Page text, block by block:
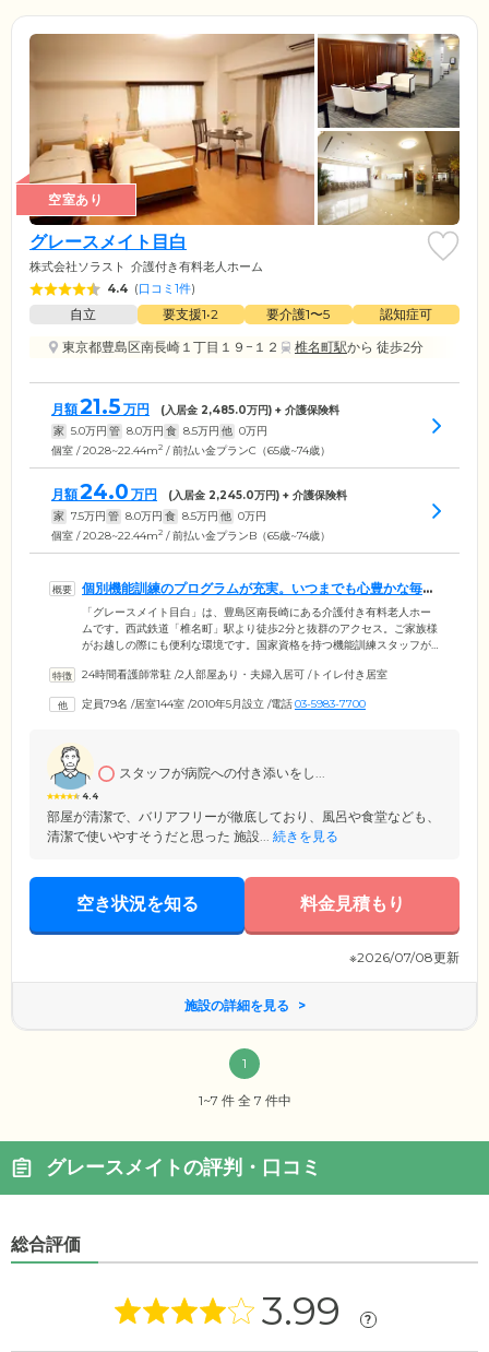
空室あり
グレースメイト目白
株式会社ソラスト 介護付き有料老人ホーム
4.4 (口コミ1件)
自立 要支援1•2 要介護1〜5
認知症可
東京都豊島区南長崎１丁目１９−１２
椎名町駅から 徒歩2分
月額21.5 万円 (入居金 2,485.0万円) + 介護保険料
家 5.0万円 管 8.0万円 食 8.5万円 他 0万円
個室 / 20.28~22.44m2 / 前払い金プランC（65歳~74歳）
月額24.0 万円 (入居金 2,245.0万円) + 介護保険料
家 7.5万円 管 8.0万円 食 8.5万円 他 0万円
個室 / 20.28~22.44m2 / 前払い金プランB（65歳~74歳）
個別機能訓練のプログラムが充実。いつまでも心豊かな毎日
を支援します
「グレースメイト目白」は、豊島区南長崎にある介護付き有料老人ホー
ムです。西武鉄道「椎名町」駅より徒歩2分と抜群のアクセス。ご家族様
がお越しの際にも便利な環境です。国家資格を持つ機能訓練スタッフが
グ機器を用いた運動はもちろん、お一人おひとりに最適な個別メニュー
ームからは周辺の街並みやスカイツリーを一望できる、絶好のロケーシ
24時間看護師常駐 /2人部屋あり・夫婦入居可 /トイレ付き居室
定員79名 /居室144室 /2010年5月設立 /電話03-5983-7700
4.4
スタッフが病院への付き添いをし...
部屋が清潔で、バリアフリーが徹底しており、風呂や食堂なども、
清潔で使いやすそうだと思った 施設... 続きを見る
空き状況を知る 料金見積もり
※2026/07/08更新
施設の詳細を見る
1
1~7 件 全 7 件中
グレースメイトの評判・口コミ
総合評価
3.99 ?